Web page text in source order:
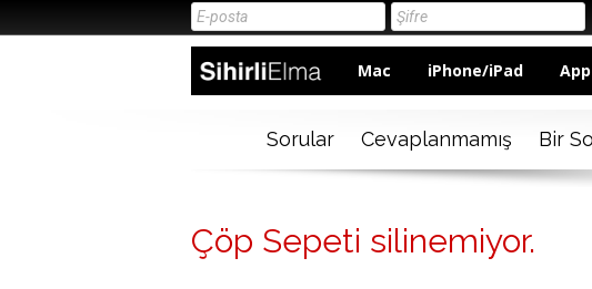
Mac iPhone/iPad
Sorular Cevaplanmamış Bir
Çöp Sepeti silinemiyor.